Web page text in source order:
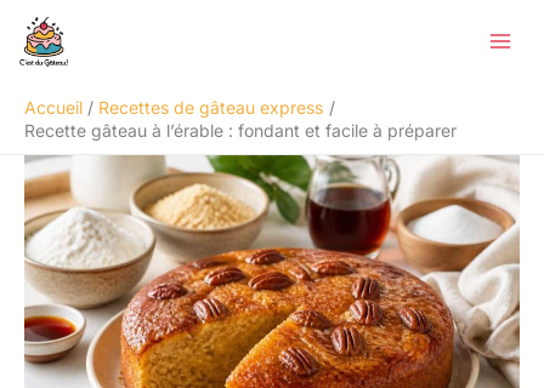
Accueil
Recettes de gâteau express
Recette gâteau à l’érable : fondant et facile à préparer
Rechercher